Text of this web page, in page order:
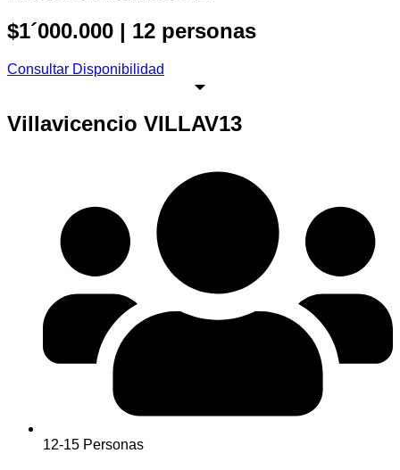
$1´000.000 | 12 personas
Consultar Disponibilidad
Villavicencio VILLAV13
12-15 Personas